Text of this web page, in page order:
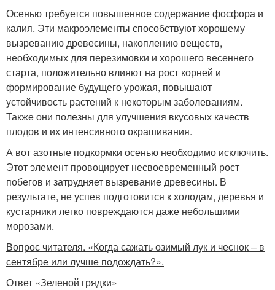
Осенью требуется повышенное содержание фосфора и
калия. Эти макроэлементы способствуют хорошему
вызреванию древесины, накоплению веществ,
необходимых для перезимовки и хорошего весеннего
старта, положительно влияют на рост корней и
формирование будущего урожая, повышают
устойчивость растений к некоторым заболеваниям.
Также они полезны для улучшения вкусовых качеств
плодов и их интенсивного окрашивания.
А вот азотные подкормки осенью необходимо исключить.
Этот элемент провоцирует несвоевременный рост
побегов и затрудняет вызревание древесины. В
результате, не успев подготовится к холодам, деревья и
кустарники легко повреждаются даже небольшими
морозами.
Вопрос читателя. «Когда сажать озимый лук и чеснок – в
сентябре или лучше подождать?».
Ответ «Зеленой грядки»